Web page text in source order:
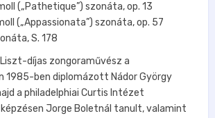
(„Pathetique”) szonáta, op. 13
(„Appassionata”) szonáta, op. 57
S. 178
díjas zongoraművész a
1985-ben diplomázott Nádor György
a philadelphiai Curtis Intézet
Jorge Boletnál tanult, valamint